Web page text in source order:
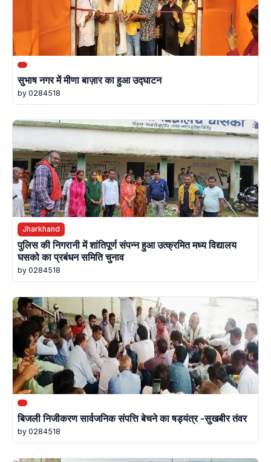
सुभाष नगर में मीणा बाज़ार का हुआ उद्घाटन
by 0284518
Jharkhand
पुलिस की निगरानी में शांतिपूर्ण संपन्न हुआ उत्क्रमित मध्य विद्यालय
घसको का प्रबंधन समिति चुनाव
by 0284518
बिजली निजीकरण सार्वजनिक संपत्ति बेचने का षड्यंत्र -सुखबीर तंवर
by 0284518